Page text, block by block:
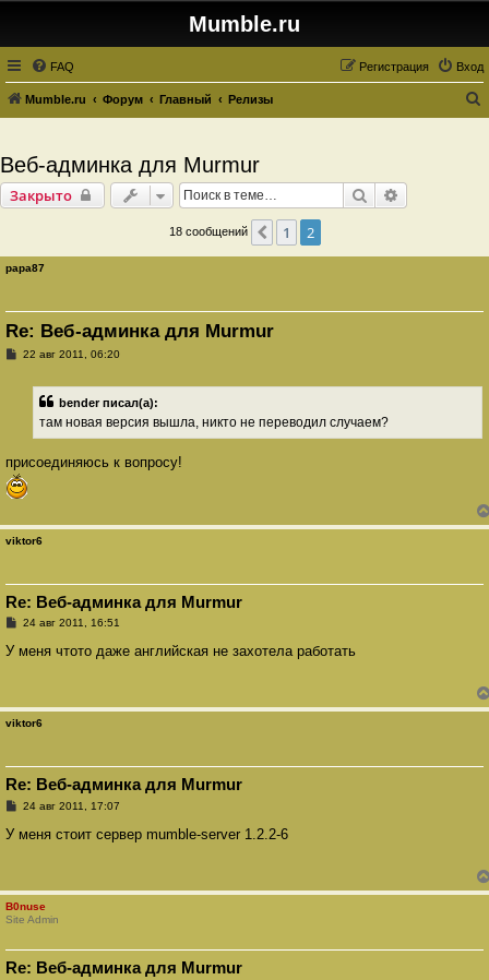
Mumble.ru
FAQ Вход
Регистрация
Mumble.ru Форум Главный Релизы
Веб-админка для Murmur
Закрыто Поиск
18 сообщений Пред.
1 2
papa87
Re: Веб-админка для Murmur
С
е
22 авг 2011, 06:20
bender писал(а):
там новая версия вышла, никто не переводил случаем?
присоединяюсь к вопросу!
viktor6
Re: Веб-админка для Murmur
С
о
и
е
24 авг 2011, 16:51
У меня чтото даже английская не захотела работать
viktor6
Re: Веб-админка для Murmur
С
о
и
е
24 авг 2011, 17:07
У меня стоит сервер mumble-server 1.2.2-6
B0nuse
Site Admin
Re: Веб-админка для Murmur